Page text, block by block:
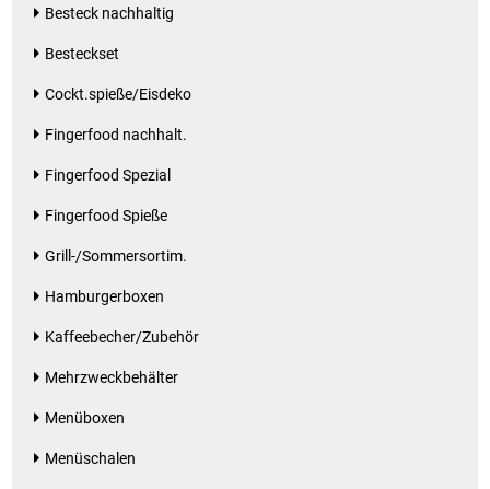
Kochgeschirr
Küchenzubehör
Limonaden
Mehl / Griess / Stärke / Getreide
Obst
Obstkonserven
Besteck nachhaltig
Besteckset
Cockt.spieße/Eisdeko
Fingerfood nachhalt.
Fingerfood Spezial
Fingerfood Spieße
Grill-/Sommersortim.
Hamburgerboxen
Kaffeebecher/Zubehör
Mehrzweckbehälter
Menüboxen
Menüschalen